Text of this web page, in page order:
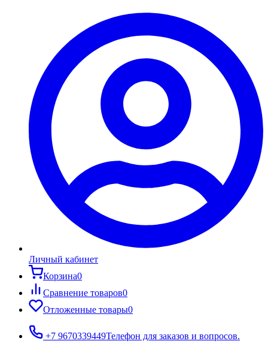
Личный кабинет
Корзина0
Сравнение товаров0
Отложенные товары0
+7 9670339449Телефон для заказов и вопросов.